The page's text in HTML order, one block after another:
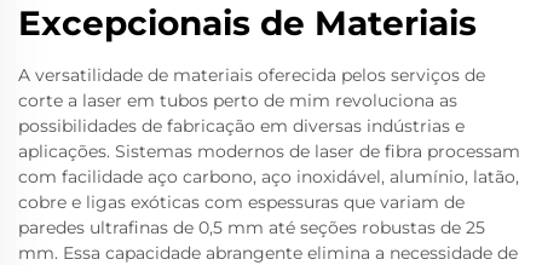
Excepcionais de Materiais
A versatilidade de materiais oferecida pelos serviços de
corte a laser em tubos perto de mim revoluciona as
possibilidades de fabricação em diversas indústrias e
aplicações. Sistemas modernos de laser de fibra processam
com facilidade aço carbono, aço inoxidável, alumínio, latão,
cobre e ligas exóticas com espessuras que variam de
paredes ultrafinas de 0,5 mm até seções robustas de 25
mm. Essa capacidade abrangente elimina a necessidade de